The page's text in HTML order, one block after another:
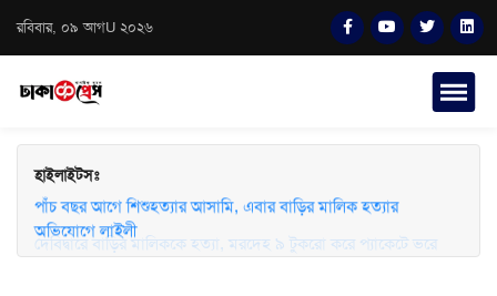
রবিবার, ০৯ আগU ২০২৬
হাইলাইটসঃ
পাঁচ বছর আগে শিশুহত্যার আসামি, এবার বাড়ির মালিক হত্যার
দেবিদ্বারে বাড়ির মালিককে হত্যা, মরদেহ ৯ টুকরো করে প্যাকেটে ভরে
ফেলে রাখার অভিযোগ